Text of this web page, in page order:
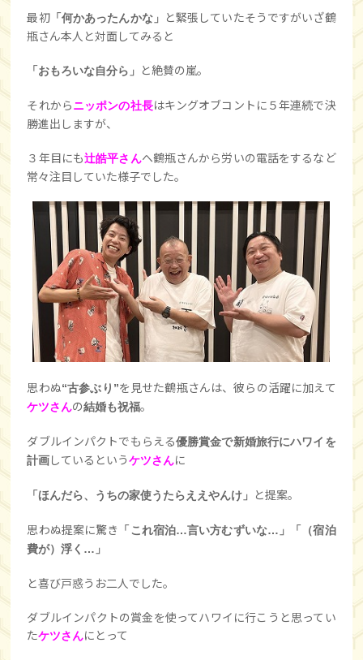
最初「何かあったんかな」
と緊張していたそうですがいざ鶴
瓶さん本人と対面してみると
「おもろいな自分ら」 と絶賛の嵐。
それからニッポンの社長はキングオブコントに５年連続で決
勝進出しますが、
３年目にも辻皓平さんへ鶴瓶さんから労いの電話をするなど
常々注目していた様子でした。
思わぬ“古参ぶり”を見せた鶴瓶さんは、彼らの活躍に加えて
ケツさんの結婚も祝福。
ダブルインパクトでもらえる優勝賞金で新婚旅行にハワイを
計画しているというケツさんに
「ほんだら、うちの家使うたらええやんけ」 と提案。
思わぬ提案に驚き
「これ宿泊…言い方むずいな…」「（宿泊
費が）浮く…」
と喜び戸惑うお二人でした。
ダブルインパクトの賞金を使ってハワイに行こうと思ってい
たケツさんにとって